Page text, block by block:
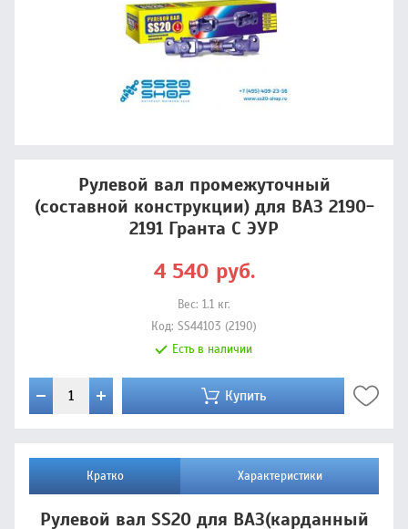
Рулевой вал промежуточный
(составной конструкции) для ВАЗ 2190-
2191 Гранта С ЭУР
4 540 руб.
Вес: 1.1 кг.
Код: SS44103 (2190)
Есть в наличии
Купить
Кратко Характеристики
Рулевой вал SS20 для ВАЗ(карданный